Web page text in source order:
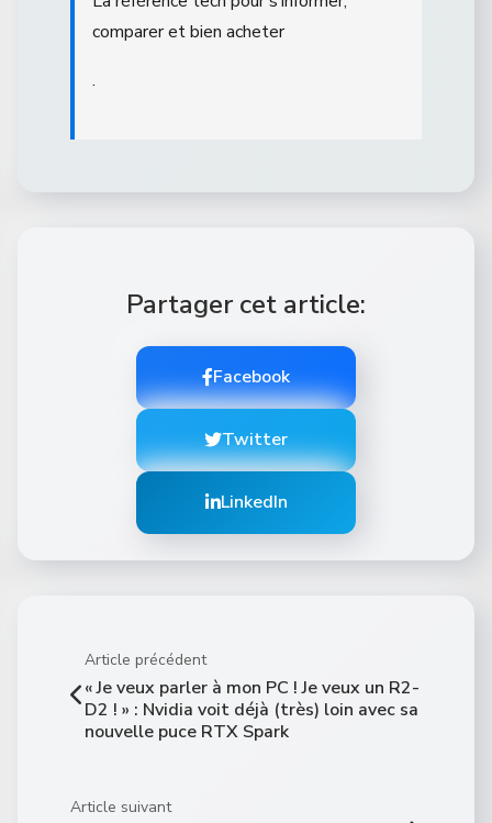
comparer et bien acheter
.
Partager cet article:
Facebook
Twitter
LinkedIn
Article précédent
« Je veux parler à mon PC ! Je veux un R2-
D2 ! » : Nvidia voit déjà (très) loin avec sa
nouvelle puce RTX Spark
Article suivant